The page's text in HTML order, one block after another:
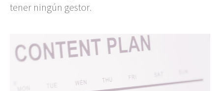
tener ningún gestor.